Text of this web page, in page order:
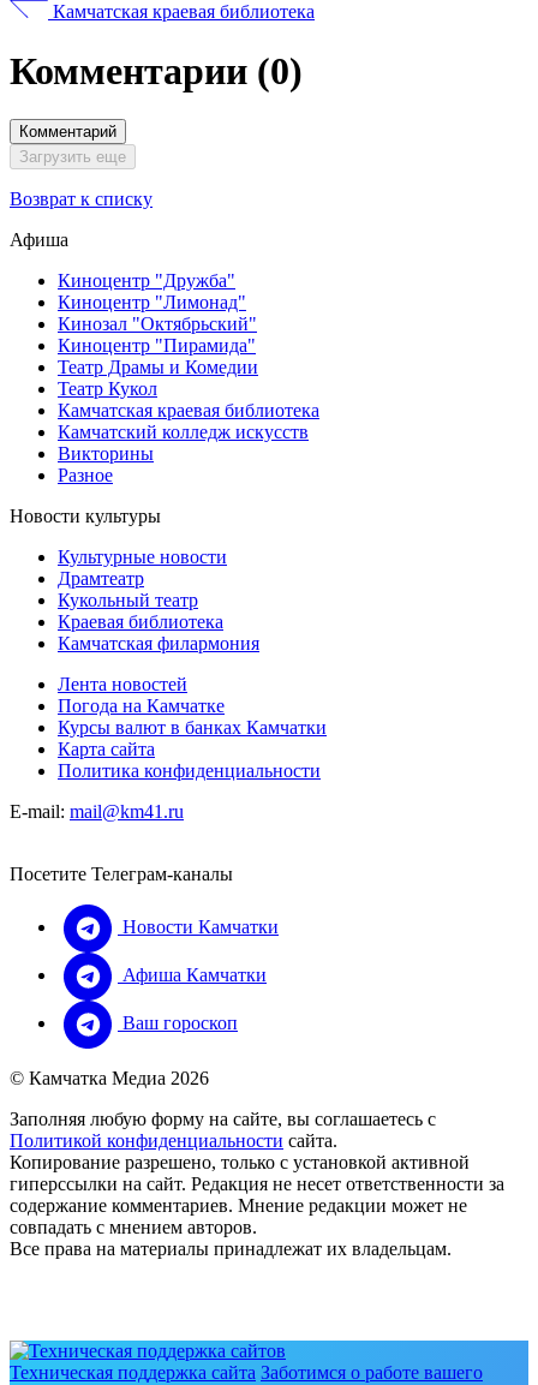
Камчатская краевая библиотека
Комментарии (0)
Комментарий
Загрузить еще
Возврат к списку
Афиша
Киноцентр "Дружба"
Киноцентр "Лимонад"
Кинозал "Октябрьский"
Киноцентр "Пирамида"
Театр Драмы и Комедии
Театр Кукол
Камчатская краевая библиотека
Камчатский колледж искусств
Викторины
Разное
Новости культуры
Культурные новости
Драмтеатр
Кукольный театр
Краевая библиотека
Камчатская филармония
Лента новостей
Погода на Камчатке
Курсы валют в банках Камчатки
Карта сайта
Политика конфиденциальности
E-mail: mail@km41.ru
Посетите Телеграм-каналы
Новости Камчатки
Афиша Камчатки
Ваш гороскоп
© Камчатка Медиа 2026
Заполняя любую форму на сайте, вы соглашаетесь с
Политикой конфиденциальности сайта.
Копирование разрешено, только с установкой активной
гиперссылки на сайт. Редакция не несет ответственности за
содержание комментариев. Мнение редакции может не
совпадать с мнением авторов.
Все права на материалы принадлежат их владельцам.
Техническая поддержка сайта Заботимся о работе вашего